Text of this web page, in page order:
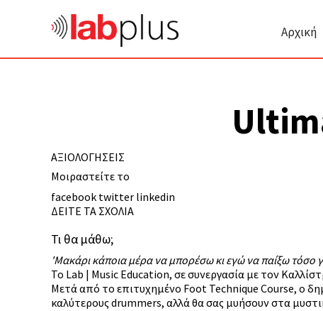
Αρχική
ΑΞΙΟΛΟΓΗΣΕΙΣ
Μοιραστείτε το
facebook twitter linkedin
ΔΕΙΤΕ ΤΑ ΣΧΟΛΙΑ
Τι θα μάθω;
'Μακάρι κάποια μέρα να μπορέσω κι εγώ να παίξω
Το Lab | Music Education, σε συνεργασία με τον
Μετά από το επιτυχημένο Foot Technique Course, ο
καλύτερους drummers, αλλά θα σας μυήσουν στα